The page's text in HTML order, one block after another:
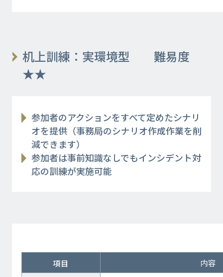
机上訓練：実環境型 難易度
★★
参加者のアクションをすべて定めたシナリ
オを提供（事務局のシナリオ作成作業を削
減できます）
参加者は事前知識なしでもインシデント対
応の訓練が実施可能
項目 内容